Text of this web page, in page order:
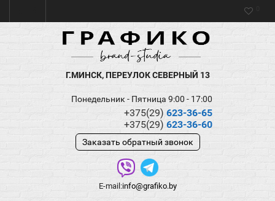
Г.МИНСК, ПЕРЕУЛОК СЕВЕРНЫЙ 13
Понедельник - Пятница 9:00 - 17:00
+375(29) 623-36-65
+375(29) 623-36-60
Заказать обратный звонок
E-mail:info@grafiko.by